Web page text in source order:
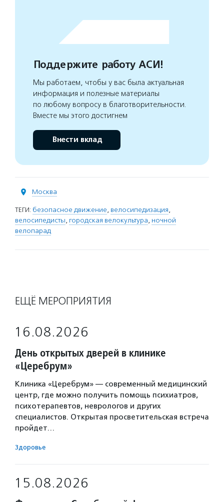
Поддержите работу АСИ!
Мы работаем, чтобы у вас была актуальная
информация и полезные материалы
по любому вопросу в благотворительности.
Вместе мы этого достигнем
Внести вклад
Москва
ТЕГИ: безопасное движение, велосипедизация,
велосипедисты, городская велокультура, ночной
велопарад
ЕЩЁ МЕРОПРИЯТИЯ
16.08.2026
День открытых дверей в клинике
«Церебрум»
Клиника «Церебрум» — современный медицинский
центр, где можно получить помощь психиатров,
психотерапевтов, неврологов и других
специалистов. Открытая просветительская встреча
пройдет…
Здоровье
15.08.2026